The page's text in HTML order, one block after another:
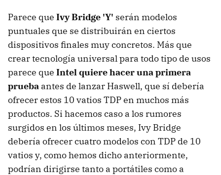
Parece que Ivy Bridge 'Y' serán modelos
puntuales que se distribuirán en ciertos
dispositivos finales muy concretos. Más que
crear tecnología universal para todo tipo de usos
parece que Intel quiere hacer una primera
prueba antes de lanzar Haswell, que sí debería
ofrecer estos 10 vatios TDP en muchos más
productos. Si hacemos caso a los rumores
surgidos en los últimos meses, Ivy Bridge
debería ofrecer cuatro modelos con TDP de 10
vatios y, como hemos dicho anteriormente,
podrían dirigirse tanto a portátiles como a